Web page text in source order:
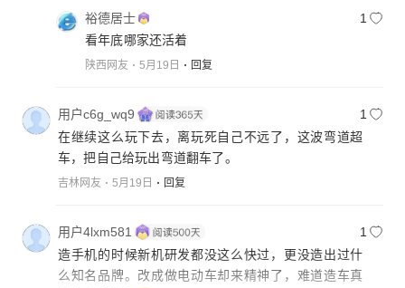
裕德居士
1
看年底哪家还活着
陕西网友 5月19日 回复
用户c6g_wq9
1
在继续这么玩下去，离玩死自己不远了，这波弯道超
车，把自己给玩出弯道翻车了。
吉林网友 5月19日 回复
用户4lxm581
1
造手机的时候新机研发都没这么快过，更没造出过什
么知名品牌。改成做电动车却来精神了，难道造车真